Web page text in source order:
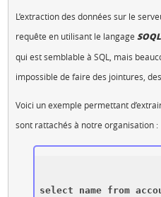
L’extraction des données sur le
requête en utilisant le langage SOQL
qui est semblable à SQL, mais
impossible de faire des jointures, des
Voici un exemple permettant
sont rattachés à notre organisation :
select name from